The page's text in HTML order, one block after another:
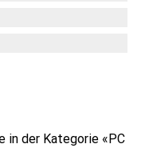
in der Kategorie «PC